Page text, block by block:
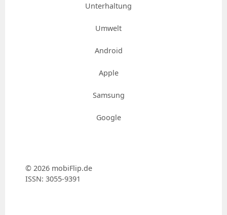
Unterhaltung
Umwelt
Android
Apple
Samsung
Google
© 2026 mobiFlip.de
ISSN: 3055-9391